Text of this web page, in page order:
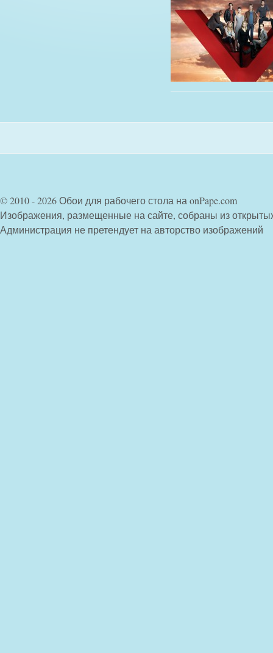
© 2010 - 2026 Обои для рабочего стола на onPape.com
Изображения, размещенные на сайте, собраны из
Администрация не претендует на авторство изображений